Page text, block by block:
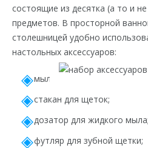
состоящие из десятка (а то и
предметов. В просторной
столешницей удобно
настольных аксессуаров:
мыльница;
стакан для щеток;
дозатор для жидкого мыла;
футляр для зубной щетки;